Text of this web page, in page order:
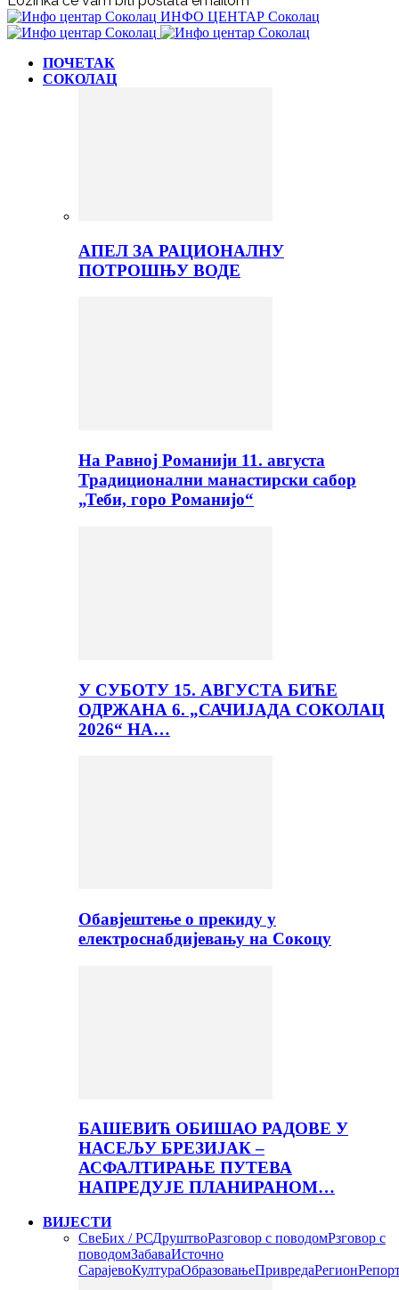
ИНФО ЦЕНТАР Соколац
ПОЧЕТАК
СОКОЛАЦ
АПЕЛ ЗА РАЦИОНАЛНУ
ПОТРОШЊУ ВОДЕ
На Равној Романији 11. августа
Традиционални манастирски сабор
„Теби, горо Романијо“
У СУБОТУ 15. АВГУСТА БИЋЕ
ОДРЖАНА 6. „САЧИЈАДА СОКОЛАЦ
2026“ НА…
Обавјештење о прекиду у
електроснабдијевању на Сокоцу
БАШЕВИЋ ОБИШАО РАДОВЕ У
НАСЕЉУ БРЕЗИЈАК –
АСФАЛТИРАЊЕ ПУТЕВА
НАПРЕДУЈЕ ПЛАНИРАНОМ…
ВИЈЕСТИ
СвеБих / РСДруштвоРазговор с поводомРзговор с
поводомЗабаваИсточно
СарајевоКултураОбразовањеПривредаРегион